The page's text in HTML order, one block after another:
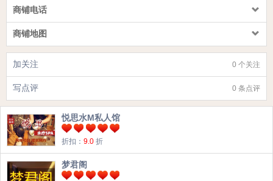
商铺电话
商铺地图
0 个关注
加关注
0 条点评
写点评
悦思水M私人馆
折扣： 9.0 折
梦君阁